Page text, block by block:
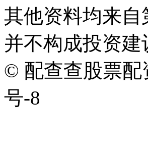
其他资料均来
并不构成投资
© 配查查股票配
号-8